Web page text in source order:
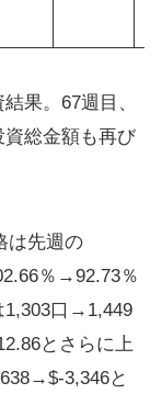
果。67週目、
総金額も再び
は先週の
％→92.73％
1,303口→1,449
とさらに上
と